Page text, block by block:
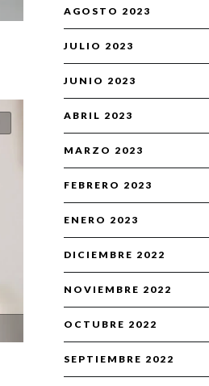
AGOSTO 2023
JULIO 2023
JUNIO 2023
ABRIL 2023
MARZO 2023
FEBRERO 2023
ENERO 2023
DICIEMBRE 2022
NOVIEMBRE 2022
OCTUBRE 2022
SEPTIEMBRE 2022